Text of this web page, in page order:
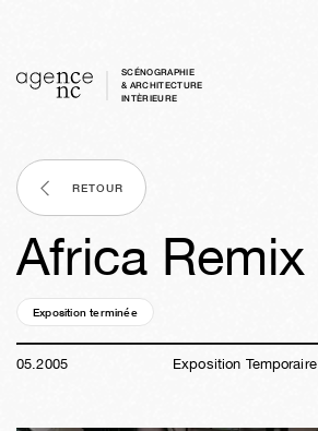
SCÉNOGRAPHIE
& ARCHITECTURE
INTÈRIEURE
RETOUR
Africa Remix
Exposition terminée
05.2005 Exposition Temporaire